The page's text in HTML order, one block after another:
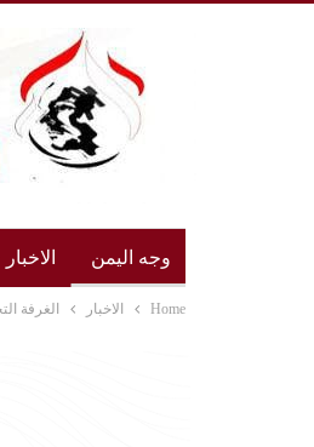
وجه اليمن الاخبار
Home الاخبار الغرفة